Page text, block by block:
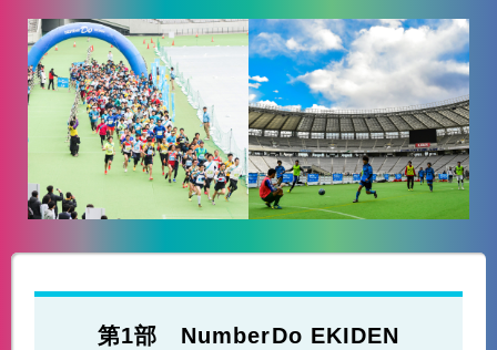
第1部 NumberDo EKIDEN